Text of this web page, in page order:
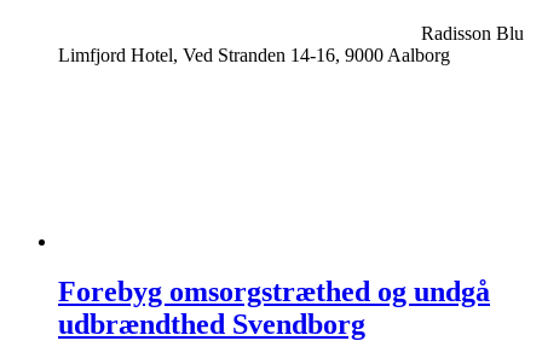
Radisson Blu
Limfjord Hotel, Ved Stranden 14-16, 9000 Aalborg
Forebyg omsorgstræthed og undgå
udbrændthed Svendborg